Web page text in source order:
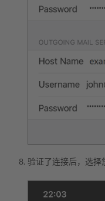
验证了连接后，选择